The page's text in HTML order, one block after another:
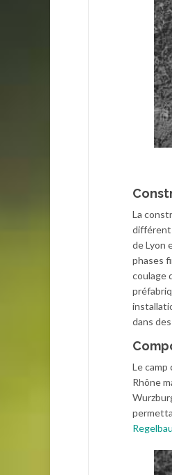
La
de Lyon
phases
coulage
dans
Le camp
Rhône